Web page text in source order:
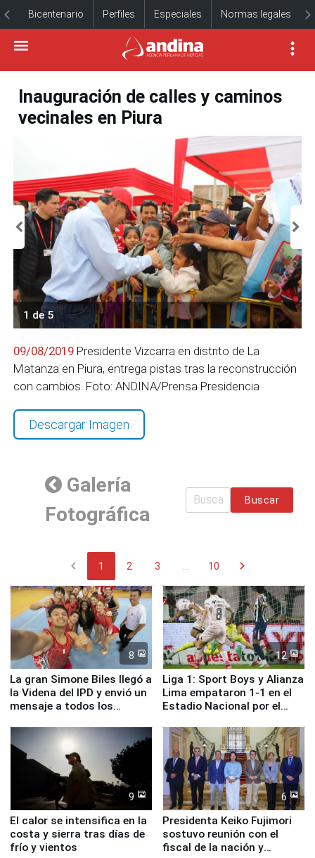
Bicentenario Perfiles Especiales Normas legales
Inauguración de calles y caminos
vecinales en Piura
1 de 5
09/08/2019 Presidente Vizcarra en distrito de La
Matanza en Piura, entrega pistas tras la reconstrucción
con cambios. Foto: ANDINA/Prensa Presidencia
Descargar Imagen
Galería
Fotográfica
Buscar
chevron_left 1 2 3 10 chevron_right
8
La gran Simone Biles llegó a
la Videna del IPD y envió un
mensaje a todos los
12
Liga 1: Sport Boys y Alianza
Lima empataron 1-1 en el
Estadio Nacional por el
9
El calor se intensifica en la
costa y sierra tras días de
frío y vientos
6
Presidenta Keiko Fujimori
sostuvo reunión con el
fiscal de la nación y